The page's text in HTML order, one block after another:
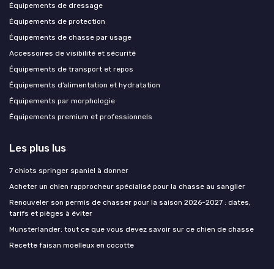
Équipements de dressage
Équipements de protection
Équipements de chasse par usage
Accessoires de visibilité et sécurité
Équipements de transport et repos
Équipements d’alimentation et hydratation
Équipements par morphologie
Équipements premium et professionnels
Les plus lus
7 chiots springer spaniel à donner
Acheter un chien rapprocheur spécialisé pour la chasse au sanglier
Renouveler son permis de chasser pour la saison 2026-2027 : dates,
tarifs et pièges à éviter
Munsterlander: tout ce que vous devez savoir sur ce chien de chasse
Recette faisan moelleux en cocotte